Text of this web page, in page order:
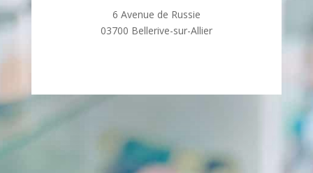
6 Avenue de Russie
03700 Bellerive-sur-Allier